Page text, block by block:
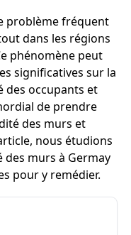
problème fréquent
dans les régions
phénomène peut
significatives sur la
des occupants et
de prendre
des murs et
nous étudions
des murs à Germay
pour y remédier.